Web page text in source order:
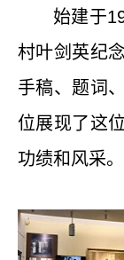
始建于
村叶剑英纪
手稿、题词
位展现了这
功绩和风采。